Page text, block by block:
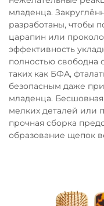
младенца.
разработаны, чтобы
царапин или
эффективность
полностью свободна
таких как БФА,
безопасным даже
младенца.
мелких деталей или
прочная сборка
образование щепок